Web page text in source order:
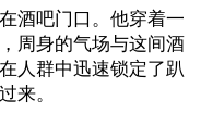
酒吧门口。他穿着一
周身的气场与这间酒
人群中迅速锁定了趴
来。